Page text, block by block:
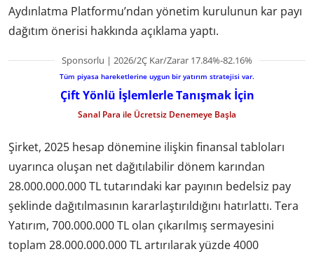
Aydınlatma Platformu’ndan yönetim kurulunun kar payı
dağıtım önerisi hakkında açıklama yaptı.
Sponsorlu | 2026/2Ç Kar/Zarar 17.84%-82.16%
Tüm piyasa hareketlerine uygun bir yatırım stratejisi var.
Çift Yönlü İşlemlerle Tanışmak İçin
Sanal Para ile Ücretsiz Denemeye Başla
Şirket, 2025 hesap dönemine ilişkin finansal tabloları
uyarınca oluşan net dağıtılabilir dönem karından
28.000.000.000 TL tutarındaki kar payının bedelsiz pay
şeklinde dağıtılmasının kararlaştırıldığını hatırlattı. Tera
Yatırım, 700.000.000 TL olan çıkarılmış sermayesini
toplam 28.000.000.000 TL artırılarak yüzde 4000